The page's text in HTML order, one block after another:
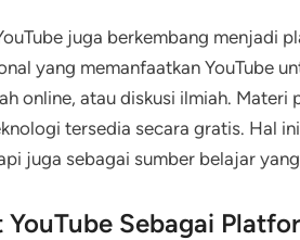
juga berkembang menjadi
yang memanfaatkan YouTube
online, atau diskusi ilmiah.
tersedia secara gratis. Hal
juga sebagai sumber belajar
YouTube Sebagai